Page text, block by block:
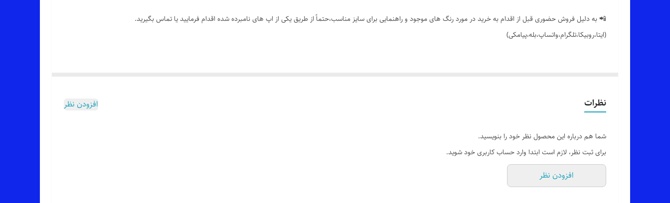
📲 به دلیل فروش حضوری قبل از اقدام به خرید در مورد رنگ های موجود و راهنمایی برای سایز مناسب،حتماً از طریق یکی از اپ های نامبرده شده اقدام فرمایید یا تماس بگیرید.
(ایتا،روبیکا،تلگرام،واتساپ،بله،پیامکی)
👌 جنسش: صوفیا زیپی، بسیار سبک و راحت
نظرات افزودن نظر
شما هم درباره این محصول نظر خود را بنویسید.
برای ثبت نظر، لازم است ابتدا وارد حساب کاربری خود شوید.
افزودن نظر